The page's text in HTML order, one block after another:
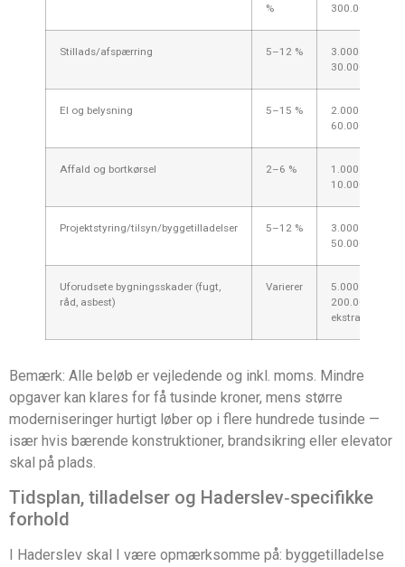
%
300.000 kr.
Stillads/afspærring 5–12 %
3.000–
30.000 kr.
El og belysning 5–15 %
2.000–
60.000 kr.
Affald og bortkørsel 2–6 %
1.000–
10.000 kr.
Projektstyring/tilsyn/byggetilladelser 5–12 %
3.000–
50.000 kr.
Uforudsete bygningsskader (fugt,
råd, asbest)
Varierer
5.000–
200.000 kr.
ekstra
Bemærk: Alle beløb er vejledende og inkl. moms. Mindre
opgaver kan klares for få tusinde kroner, mens større
moderniseringer hurtigt løber op i flere hundrede tusinde —
især hvis bærende konstruktioner, brandsikring eller elevator
skal på plads.
Tidsplan, tilladelser og Haderslev‑specifikke
forhold
I Haderslev skal I være opmærksomme på: byggetilladelse